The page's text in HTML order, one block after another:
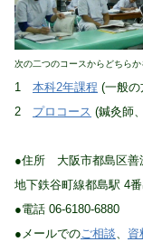
次の二つのコースからどちらか
1 本科2年課程 (一般
2 プロコース (鍼灸師
●住所 大阪市都島区善
地下鉄谷町線都島駅 4
●電話 06-6180-6880
●メールでのご相談、 資